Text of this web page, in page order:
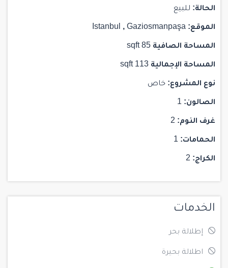
الحالة:
الموقع: Istanbul , Gaziosmanpaşa
المساحة الصافية
المساحة الإجمالية
نوع المشروع: خاص
الصالون:
غرف النوم:
الحمامات:
الكراج:
الخدمات
إطلالة بحر
اطلالة بحيرة